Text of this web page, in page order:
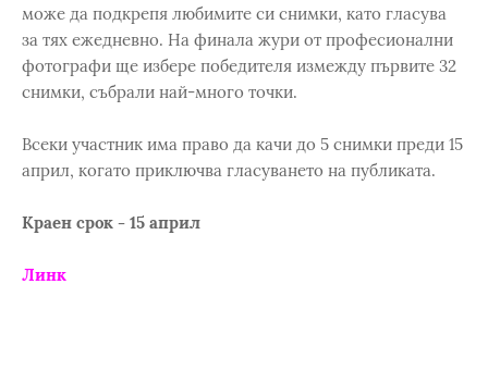
може да подкрепя любимите си снимки, като гласува
за тях ежедневно. На финала жури от професионални
фотографи ще избере победителя измежду първите 32
снимки, събрали най-много точки.
Всеки участник има право да качи до 5 снимки преди 15
април, когато приключва гласуването на публиката.
Краен срок - 15 април
Линк